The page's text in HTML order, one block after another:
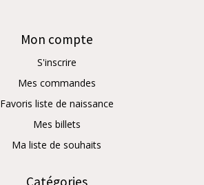
Mon compte
S'inscrire
Mes commandes
Favoris liste de naissance
Mes billets
Ma liste de souhaits
Catégories